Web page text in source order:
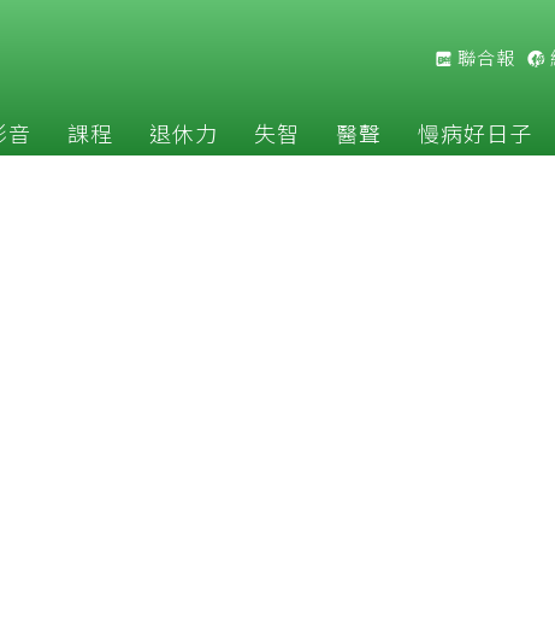
聯合報
音 課程 退休力 失智 醫聲 慢病好日子